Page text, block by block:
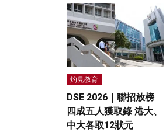
灼見教育
DSE 2026｜聯招放榜
四成五人獲取錄 港大、
中大各取12狀元